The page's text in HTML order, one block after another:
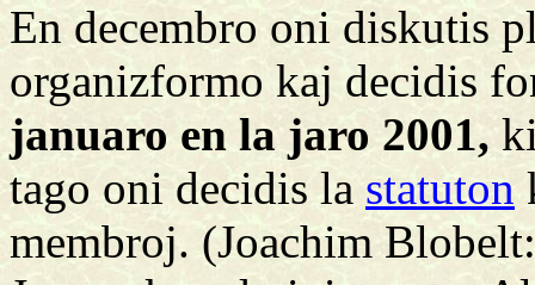
En decembro oni diskutis
organizformo kaj decidis
januaro en la jaro 2001,
tago oni decidis la statuton
membroj. (Joachim